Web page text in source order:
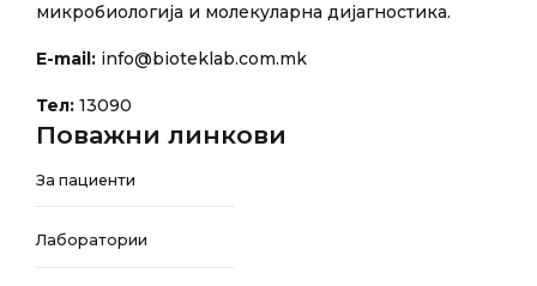
микробиологија и молекуларна дијагностика.
E-mail: info@bioteklab.com.mk
Тел: 13090
Поважни линкови
За пациенти
Лаборатории